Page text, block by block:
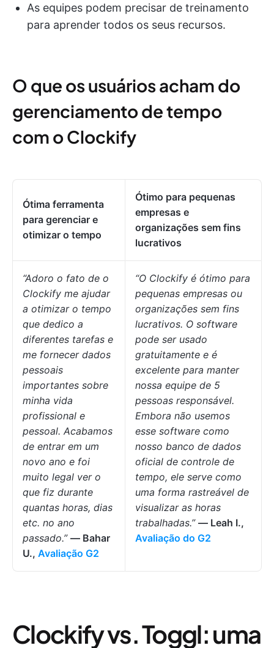
As equipes podem precisar de treinamento
para aprender todos os seus recursos.
O que os usuários acham do
gerenciamento de tempo
com o Clockify
Ótima ferramenta
para gerenciar e
otimizar o tempo
Ótimo para pequenas
empresas e
organizações sem fins
lucrativos
“Adoro o fato de o
Clockify me ajudar
a otimizar o tempo
que dedico a
diferentes tarefas e
me fornecer dados
pessoais
importantes sobre
minha vida
profissional e
pessoal. Acabamos
de entrar em um
novo ano e foi
muito legal ver o
que fiz durante
quantas horas, dias
etc. no ano
passado.” — Bahar
U., Avaliação G2
“O Clockify é ótimo para
pequenas empresas ou
organizações sem fins
lucrativos. O software
pode ser usado
gratuitamente e é
excelente para manter
nossa equipe de 5
pessoas responsável.
Embora não usemos
esse software como
nosso banco de dados
oficial de controle de
tempo, ele serve como
uma forma rastreável de
visualizar as horas
trabalhadas.” — Leah I.,
Avaliação do G2
Clockify vs. Toggl: uma